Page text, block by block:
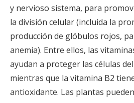
y nervioso sistema, para
la división celular (incluida la
producción de glóbulos rojos,
anemia). Entre ellos, las
ayudan a proteger las células
mientras que la vitamina B2
antioxidante. Las plantas